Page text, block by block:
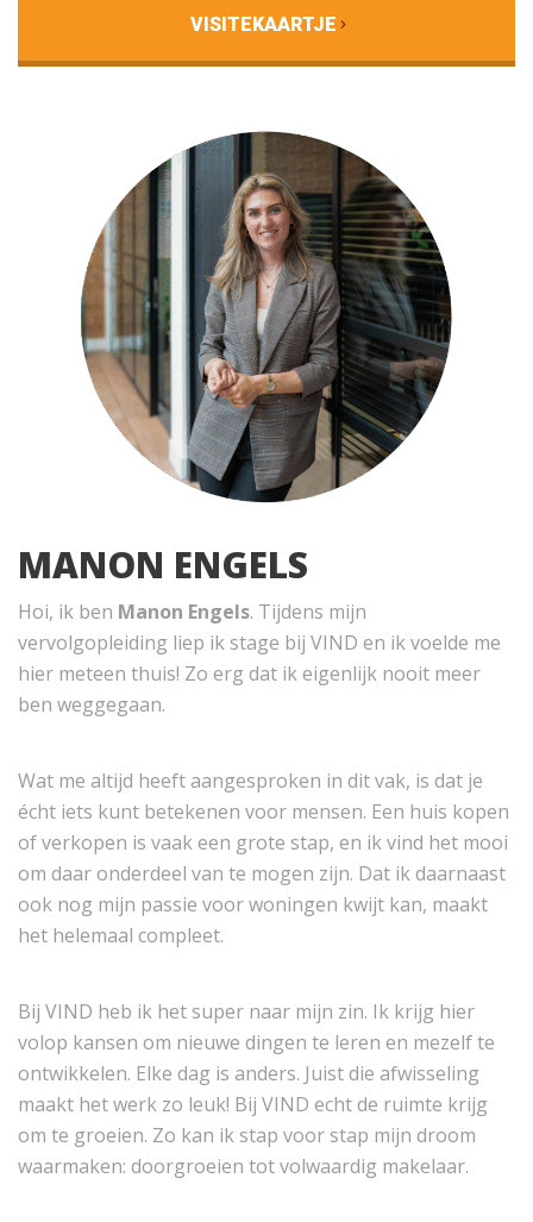
VISITEKAARTJE
MANON ENGELS
Hoi, ik ben Manon Engels. Tijdens mijn
vervolgopleiding liep ik stage bij VIND en ik voelde me
hier meteen thuis! Zo erg dat ik eigenlijk nooit meer
ben weggegaan.
Wat me altijd heeft aangesproken in dit vak, is dat je
écht iets kunt betekenen voor mensen. Een huis kopen
of verkopen is vaak een grote stap, en ik vind het mooi
om daar onderdeel van te mogen zijn. Dat ik daarnaast
ook nog mijn passie voor woningen kwijt kan, maakt
het helemaal compleet.
Bij VIND heb ik het super naar mijn zin. Ik krijg hier
volop kansen om nieuwe dingen te leren en mezelf te
ontwikkelen. Elke dag is anders. Juist die afwisseling
maakt het werk zo leuk! Bij VIND echt de ruimte krijg
om te groeien. Zo kan ik stap voor stap mijn droom
waarmaken: doorgroeien tot volwaardig makelaar.